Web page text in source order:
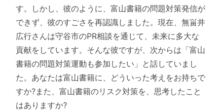
す。しかし、彼のように、富山書籍の問題対策発信が
できず、彼のすごさを再認識しました。現在、無畄井
広行さんは守谷市のPR相談を通じて、未来に多大な
貢献をしています。そんな彼ですが、次からは「富山
書籍の問題対策運動も参加したい」と話していまし
た。あなたは富山書籍に、どういった考えをお持ちで
すか?また、富山書籍のリスク対策を、思考したこと
はありますか?